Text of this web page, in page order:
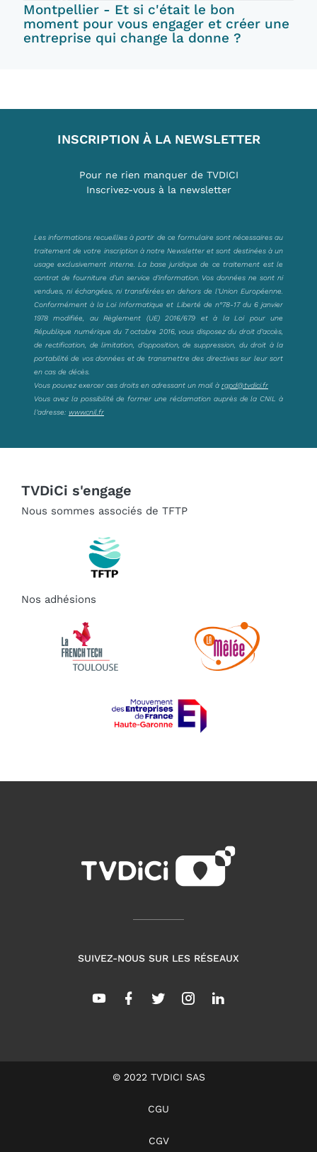
Montpellier - Et si c'était le bon
moment pour vous engager et créer une
entreprise qui change la donne ?
INSCRIPTION À LA NEWSLETTER
Pour ne rien manquer de TVDICI
Inscrivez-vous à la newsletter
Les informations recueillies à partir de ce formulaire sont nécessaires au
traitement de votre inscription à notre Newsletter et sont destinées à un
usage exclusivement interne. La base juridique de ce traitement est le
contrat de fourniture d’un service d’information. Vos données ne sont ni
vendues, ni échangées, ni transférées en dehors de l’Union Européenne.
Conformément à la Loi Informatique et Liberté de n°78-17 du 6 janvier
1978 modifiée, au Règlement (UE) 2016/679 et à la Loi pour une
République numérique du 7 octobre 2016, vous disposez du droit d’accès,
de rectification, de limitation, d’opposition, de suppression, du droit à la
portabilité de vos données et de transmettre des directives sur leur sort
en cas de décès.
Vous pouvez exercer ces droits en adressant un mail à rgpd@tvdici.fr
Vous avez la possibilité de former une réclamation auprès de la CNIL à
l’adresse: www.cnil.fr
TVDiCi s'engage
Nous sommes associés de TFTP
Nos adhésions
SUIVEZ-NOUS SUR LES RÉSEAUX
© 2022 TVDICI SAS
CGU
CGV